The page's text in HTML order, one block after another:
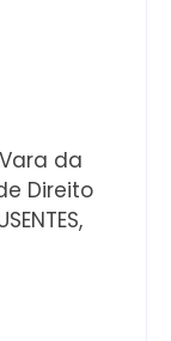
Vara da
Direito